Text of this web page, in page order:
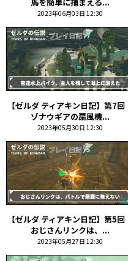
2023年06月03日 12:30
【ゼルダ ティアキン日記】第7回
ゾナウギアの扇風機...
2023年05月30日 12:30
【ゼルダ ティアキン日記】第5回
おじさんリンクは、...
2023年05月27日 12:30